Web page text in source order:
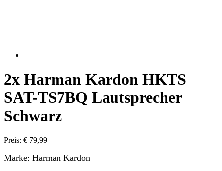
2x Harman Kardon HKTS
SAT-TS7BQ Lautsprecher
Schwarz
Preis: € 79,99
Marke: Harman Kardon